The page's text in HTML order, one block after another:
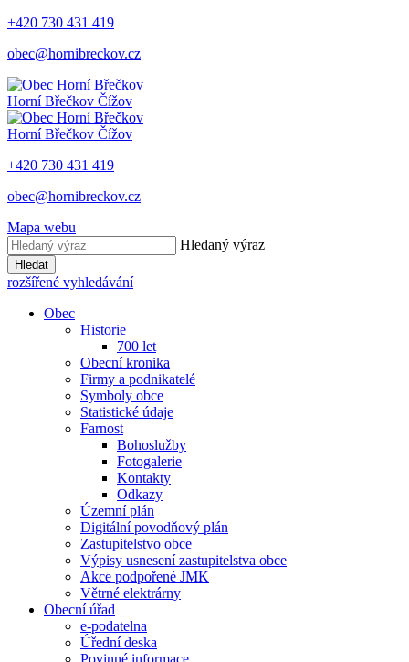
+420 730 431 419
obec@hornibreckov.cz
Horní Břečkov Čížov
Horní Břečkov Čížov
+420 730 431 419
obec@hornibreckov.cz
Mapa webu
Hledaný výraz
Hledat
rozšířené vyhledávání
Obec
Historie
700 let
Obecní kronika
Firmy a podnikatelé
Symboly obce
Statistické údaje
Farnost
Bohoslužby
Fotogalerie
Kontakty
Odkazy
Územní plán
Digitální povodňový plán
Zastupitelstvo obce
Výpisy usnesení zastupitelstva obce
Akce podpořené JMK
Větrné elektrárny
Obecní úřad
e-podatelna
Úřední deska
Povinné informace